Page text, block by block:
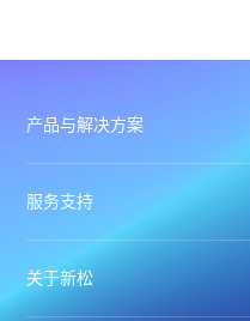
产品与解决方案
服务支持
关于新松